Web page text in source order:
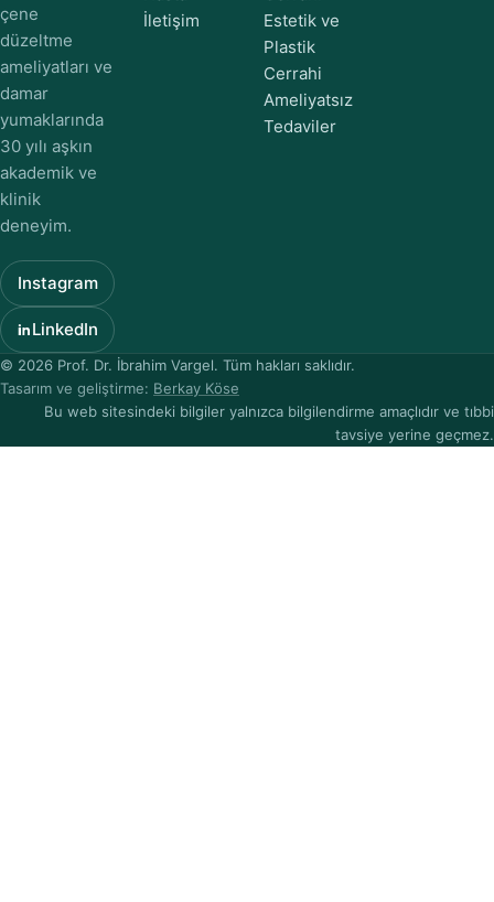
çene
düzeltme
ameliyatları ve
damar
yumaklarında
30 yılı aşkın
akademik ve
klinik
deneyim.
Instagram
LinkedIn
İletişim
Estetik ve
Plastik
Cerrahi
Ameliyatsız
Tedaviler
© 2026 Prof. Dr. İbrahim Vargel. Tüm hakları saklıdır.
Tasarım ve geliştirme: Berkay Köse
Bu web sitesindeki bilgiler yalnızca bilgilendirme amaçlıdır ve tıbbi
tavsiye yerine geçmez.